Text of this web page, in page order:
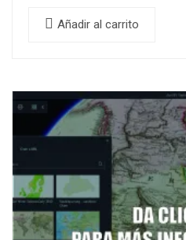
Añadir al carrito